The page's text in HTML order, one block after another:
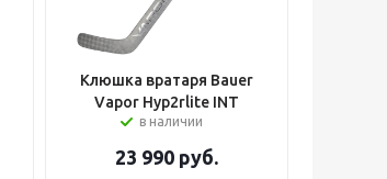
Клюшка вратаря Bauer
Vapor Hyp2rlite INT
в наличии
23 990 руб.